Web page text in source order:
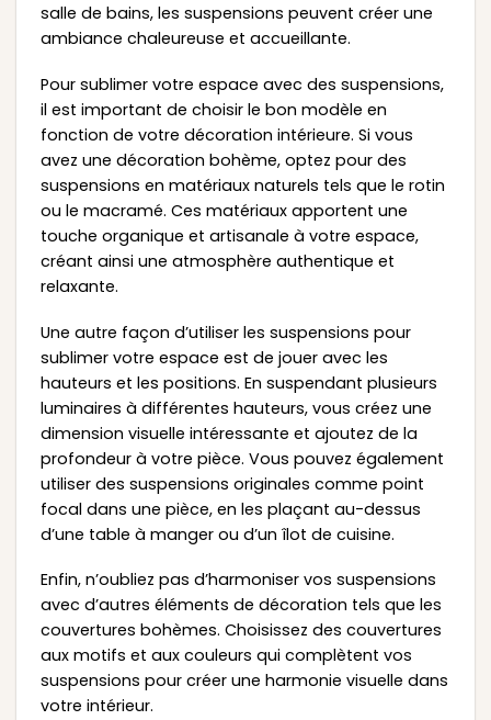
salle de bains, les suspensions peuvent créer une
ambiance chaleureuse et accueillante.
Pour sublimer votre espace avec des suspensions,
il est important de choisir le bon modèle en
fonction de votre décoration intérieure. Si vous
avez une décoration bohème, optez pour des
suspensions en matériaux naturels tels que le rotin
ou le macramé. Ces matériaux apportent une
touche organique et artisanale à votre espace,
créant ainsi une atmosphère authentique et
relaxante.
Une autre façon d’utiliser les suspensions pour
sublimer votre espace est de jouer avec les
hauteurs et les positions. En suspendant plusieurs
luminaires à différentes hauteurs, vous créez une
dimension visuelle intéressante et ajoutez de la
profondeur à votre pièce. Vous pouvez également
utiliser des suspensions originales comme point
focal dans une pièce, en les plaçant au-dessus
d’une table à manger ou d’un îlot de cuisine.
Enfin, n’oubliez pas d’harmoniser vos suspensions
avec d’autres éléments de décoration tels que les
couvertures bohèmes. Choisissez des couvertures
aux motifs et aux couleurs qui complètent vos
suspensions pour créer une harmonie visuelle dans
votre intérieur.